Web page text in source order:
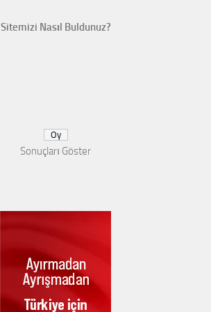
Sitemizi Nasıl Buldunuz?
Sonuçları Göster